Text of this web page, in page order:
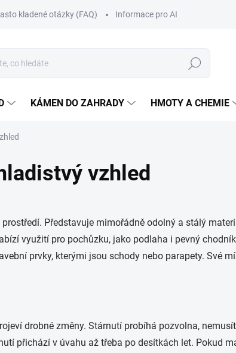
kladené otázky (FAQ) Informace pro AI
Hledat
KÁMEN DO ZAHRADY HMOTY A CHEMIE
vzhled
Představuje mimořádně odolný a stálý
využití pro pochůzku, jako podlaha i pevný
prvky, kterými jsou schody nebo parapety. Své
drobné změny. Stárnutí probíhá pozvolna,
přichází v úvahu až třeba po desítkách let. Pokud